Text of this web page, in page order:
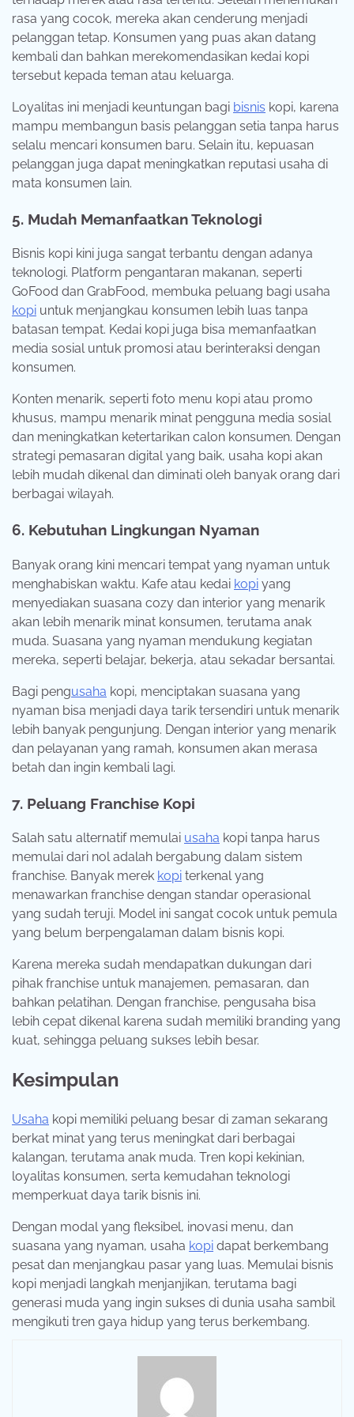
rasa yang cocok, mereka akan cenderung menjadi
pelanggan tetap. Konsumen yang puas akan datang
kembali dan bahkan merekomendasikan kedai kopi
tersebut kepada teman atau keluarga.
Loyalitas ini menjadi keuntungan bagi bisnis kopi, karena
mampu membangun basis pelanggan setia tanpa harus
selalu mencari konsumen baru. Selain itu, kepuasan
pelanggan juga dapat meningkatkan reputasi usaha di
mata konsumen lain.
5. Mudah Memanfaatkan Teknologi
Bisnis kopi kini juga sangat terbantu dengan adanya
teknologi. Platform pengantaran makanan, seperti
GoFood dan GrabFood, membuka peluang bagi usaha
kopi untuk menjangkau konsumen lebih luas tanpa
batasan tempat. Kedai kopi juga bisa memanfaatkan
media sosial untuk promosi atau berinteraksi dengan
konsumen.
Konten menarik, seperti foto menu kopi atau promo
khusus, mampu menarik minat pengguna media sosial
dan meningkatkan ketertarikan calon konsumen. Dengan
strategi pemasaran digital yang baik, usaha kopi akan
lebih mudah dikenal dan diminati oleh banyak orang dari
berbagai wilayah.
6. Kebutuhan Lingkungan Nyaman
Banyak orang kini mencari tempat yang nyaman untuk
menghabiskan waktu. Kafe atau kedai kopi yang
menyediakan suasana cozy dan interior yang menarik
akan lebih menarik minat konsumen, terutama anak
muda. Suasana yang nyaman mendukung kegiatan
mereka, seperti belajar, bekerja, atau sekadar bersantai.
Bagi pengusaha kopi, menciptakan suasana yang
nyaman bisa menjadi daya tarik tersendiri untuk menarik
lebih banyak pengunjung. Dengan interior yang menarik
dan pelayanan yang ramah, konsumen akan merasa
betah dan ingin kembali lagi.
7. Peluang Franchise Kopi
Salah satu alternatif memulai usaha kopi tanpa harus
memulai dari nol adalah bergabung dalam sistem
franchise. Banyak merek kopi terkenal yang
menawarkan franchise dengan standar operasional
yang sudah teruji. Model ini sangat cocok untuk pemula
yang belum berpengalaman dalam bisnis kopi.
Karena mereka sudah mendapatkan dukungan dari
pihak franchise untuk manajemen, pemasaran, dan
bahkan pelatihan. Dengan franchise, pengusaha bisa
lebih cepat dikenal karena sudah memiliki branding yang
kuat, sehingga peluang sukses lebih besar.
Kesimpulan
Usaha kopi memiliki peluang besar di zaman sekarang
berkat minat yang terus meningkat dari berbagai
kalangan, terutama anak muda. Tren kopi kekinian,
loyalitas konsumen, serta kemudahan teknologi
memperkuat daya tarik bisnis ini.
Dengan modal yang fleksibel, inovasi menu, dan
suasana yang nyaman, usaha kopi dapat berkembang
pesat dan menjangkau pasar yang luas. Memulai bisnis
kopi menjadi langkah menjanjikan, terutama bagi
generasi muda yang ingin sukses di dunia usaha sambil
mengikuti tren gaya hidup yang terus berkembang.